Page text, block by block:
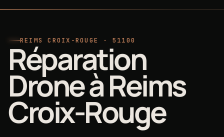
REIMS CROIX-ROUGE · 51100
Réparation
Drone à Reims
Croix-Rouge